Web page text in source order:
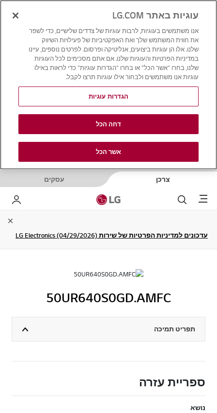
צרכן עסקים
Menu לחפש LG שלי
עדכונים למדיניות הפרטיות של שירות LG Electronics (04/29/2026)
50UR640S0GD.AMFC
תפריט תמיכה
ספריית עזרה
נושא
עוגיות באתר LG.COM
אנו משתמשים בעוגיות, לרבות עוגיות של צדדים שלישיים, כדי לשפר
את חווית המשתמש שלך ואת האפקטיביות של פעילויות השיווק
שלנו. אלו הן עוגיות ביצועים, אנליטיקה ופרסום. לפרטים נוספים, עיינו
במדיניות הפרטיות והעוגיות שלנו. אם אתם מסכימים לכל העוגיות
שלנו, בחרו "אשר הכל" או בחרו "הגדרות עוגיות" כדי לראות באילו
עוגיות אנו משתמשים ולבחור אילו עוגיות תרצו לקבל.
הגדרות עוגיות
דחה הכל
אשר הכל